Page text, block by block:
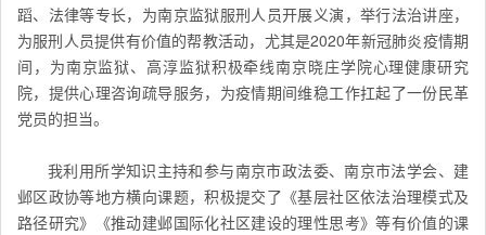
蹈、法律等专长，为南京监狱服刑人员开展义演，举行法治讲座，
为服刑人员提供有价值的帮教活动，尤其是2020年新冠肺炎疫情期
间，为南京监狱、高淳监狱积极牵线南京晓庄学院心理健康研究
院，提供心理咨询疏导服务，为疫情期间维稳工作扛起了一份民革
党员的担当。
我利用所学知识主持和参与南京市政法委、南京市法学会、建
邺区政协等地方横向课题，积极提交了《基层社区依法治理模式及
路径研究》《推动建邺国际化社区建设的理性思考》等有价值的课